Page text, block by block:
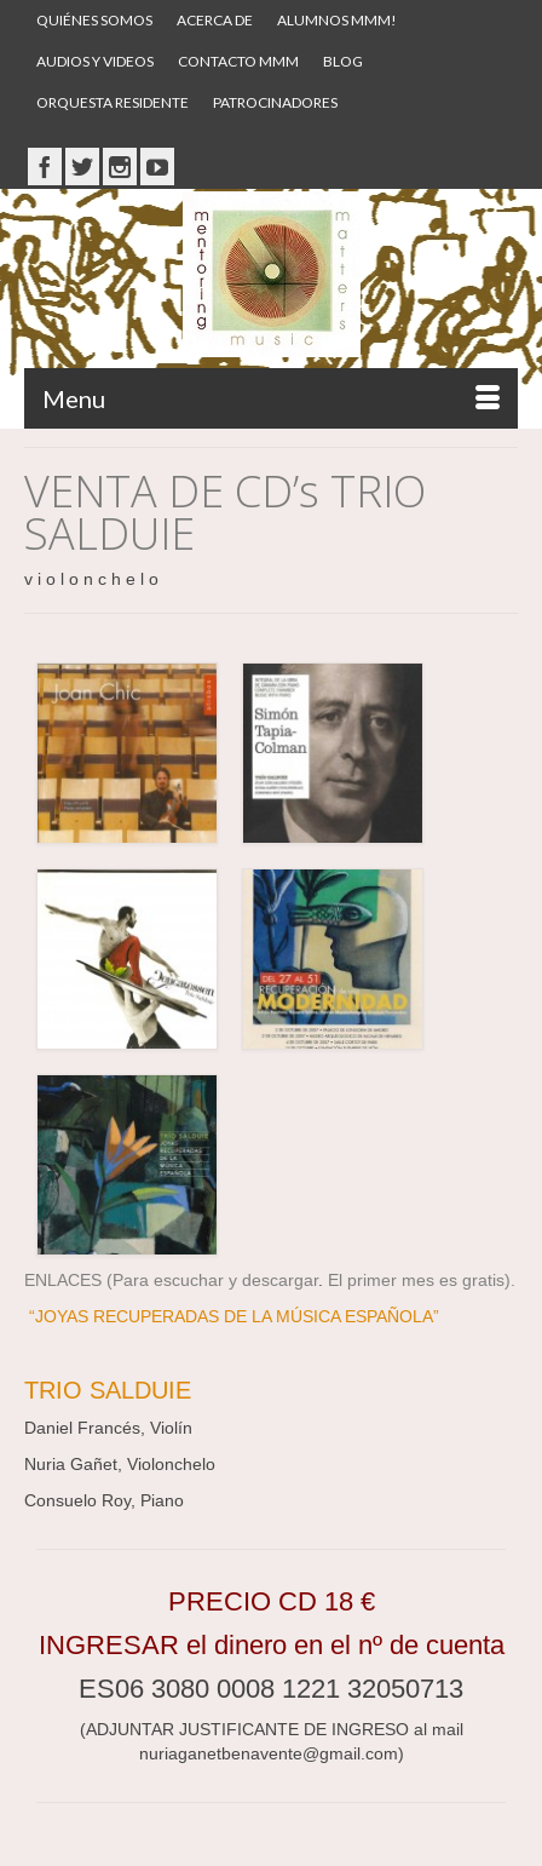
QUIÉNES SOMOS ACERCA DE ALUMNOS MMM!
AUDIOS Y VIDEOS CONTACTO MMM BLOG
ORQUESTA RESIDENTE PATROCINADORES
Menu
VENTA DE CD’s TRIO
SALDUIE
v i o l o n c h e l o
ENLACES (Para escuchar y descargar. El primer mes es gratis).
“JOYAS RECUPERADAS DE LA MÚSICA ESPAÑOLA”
TRIO SALDUIE
Daniel Francés, Violín
Nuria Gañet, Violonchelo
Consuelo Roy, Piano
PRECIO CD 18 €
INGRESAR el dinero en el nº de cuenta
ES06 3080 0008 1221 32050713
(ADJUNTAR JUSTIFICANTE DE INGRESO al mail
nuriaganetbenavente@gmail.com)